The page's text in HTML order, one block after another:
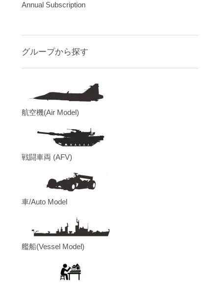
Annual Subscription
グループから探す
航空機(Air Model)
戦闘車両 (AFV)
車/Auto Model
艦船(Vessel Model)